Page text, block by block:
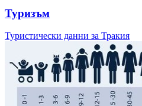
Туризъм
Туристически данни за Тракия